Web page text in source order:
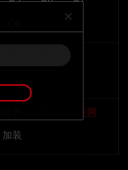
Q5-RSQ8中网
加装